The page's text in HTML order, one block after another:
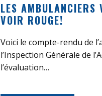
LES
VOIR ROUGE!
Voici le compte-rendu de
l’Inspection Générale de
l’évaluation…